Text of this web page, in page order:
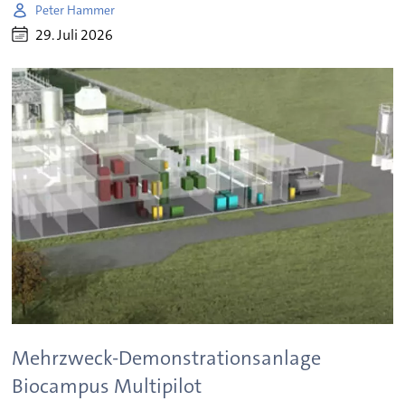
Peter Hammer
29. Juli 2026
Mehrzweck-Demonstrationsanlage
Biocampus Multipilot